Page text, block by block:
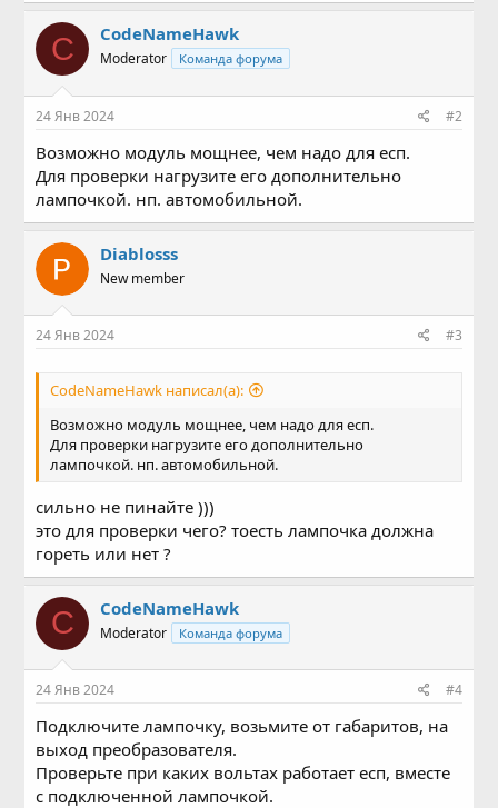
C CodeNameHawk
Moderator Команда форума
24 Янв 2024 #2
Возможно модуль мощнее, чем надо для есп.
Для проверки нагрузите его дополнительно
лампочкой. нп. автомобильной.
Diablosss
New member
24 Янв 2024 #3
CodeNameHawk написал(а):
Возможно модуль мощнее, чем надо для есп.
Для проверки нагрузите его дополнительно
лампочкой. нп. автомобильной.
сильно не пинайте )))
это для проверки чего? тоесть лампочка должна
гореть или нет ?
C CodeNameHawk
Moderator Команда форума
24 Янв 2024 #4
Подключите лампочку, возьмите от габаритов, на
выход преобразователя.
Проверьте при каких вольтах работает есп, вместе
с подключенной лампочкой.